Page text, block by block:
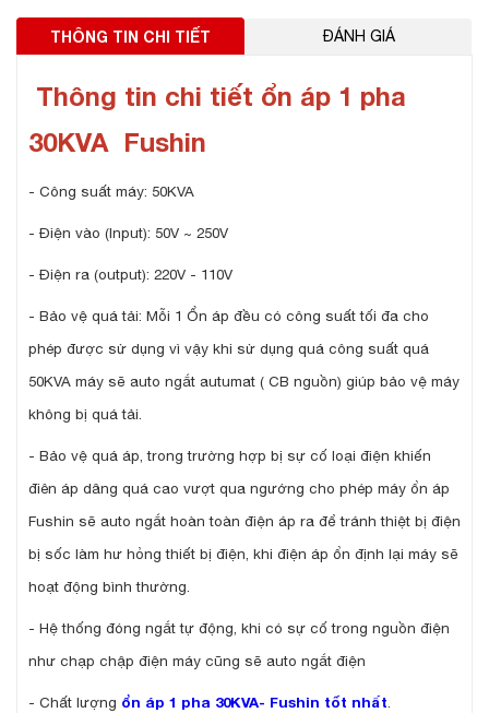
THÔNG TIN CHI TIẾT ĐÁNH GIÁ
Thông tin chi tiết ổn áp 1 pha
30KVA Fushin
- Công suất máy: 50KVA
- Điện vào (Input): 50V ~ 250V
- Điện ra (output): 220V - 110V
- Bảo vệ quá tải: Mỗi 1 Ổn áp đều có công suất tối đa cho
phép được sử dụng vì vậy khi sử dụng quá công suất quá
50KVA máy sẽ auto ngắt autumat ( CB nguồn) giúp bảo vệ máy
không bị quá tải.
- Bảo vệ quá áp, trong trường hợp bị sự cố loại điện khiến
điên áp dâng quá cao vượt qua ngướng cho phép máy ổn áp
Fushin sẽ auto ngắt hoàn toàn điện áp ra để tránh thiệt bị điện
bị sốc làm hư hỏng thiết bị điện, khi điện áp ổn định lại máy sẽ
hoạt động bình thường.
- Hệ thống đóng ngắt tự động, khi có sự cố trong nguồn điện
như chạp chập điện máy cũng sẽ auto ngắt điện
- Chất lượng ổn áp 1 pha 30KVA- Fushin tốt nhất.